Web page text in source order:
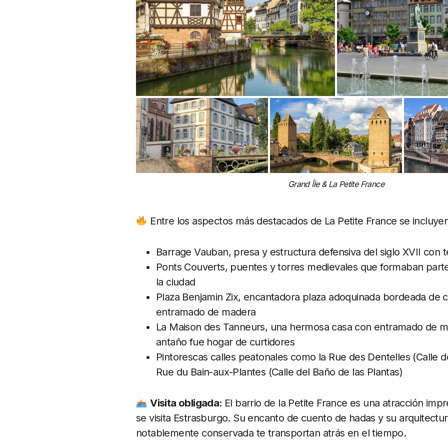
Grand Île & La Petite France
Entre los aspectos más destacados de La Petite France se
Barrage Vauban, presa y estructura defensiva del siglo XVII con
Ponts Couverts, puentes y torres medievales que formaban
la ciudad
Plaza Benjamin Zix, encantadora plaza adoquinada bordeada de
entramado de madera
La Maison des Tanneurs, una hermosa casa con entramado de
antaño fue hogar de curtidores
Pintorescas calles peatonales como la Rue des Dentelles (Calle
Rue du Bain-aux-Plantes (Calle del Baño de las Plantas)
Visita obligada: El barrio de la Petite France es una atracción
se visita Estrasburgo. Su encanto de cuento de hadas y su
notablemente conservada te transportan atrás en el tiempo.